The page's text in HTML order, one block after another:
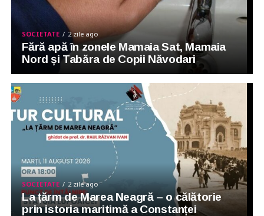
SOCIETATE 2 zile ago
Fără apă în zonele Mamaia Sat, Mamaia
Nord și Tabăra de Copii Năvodari
SOCIETATE 2 zile ago
La țărm de Marea Neagră – o călătorie
prin istoria maritimă a Constanței